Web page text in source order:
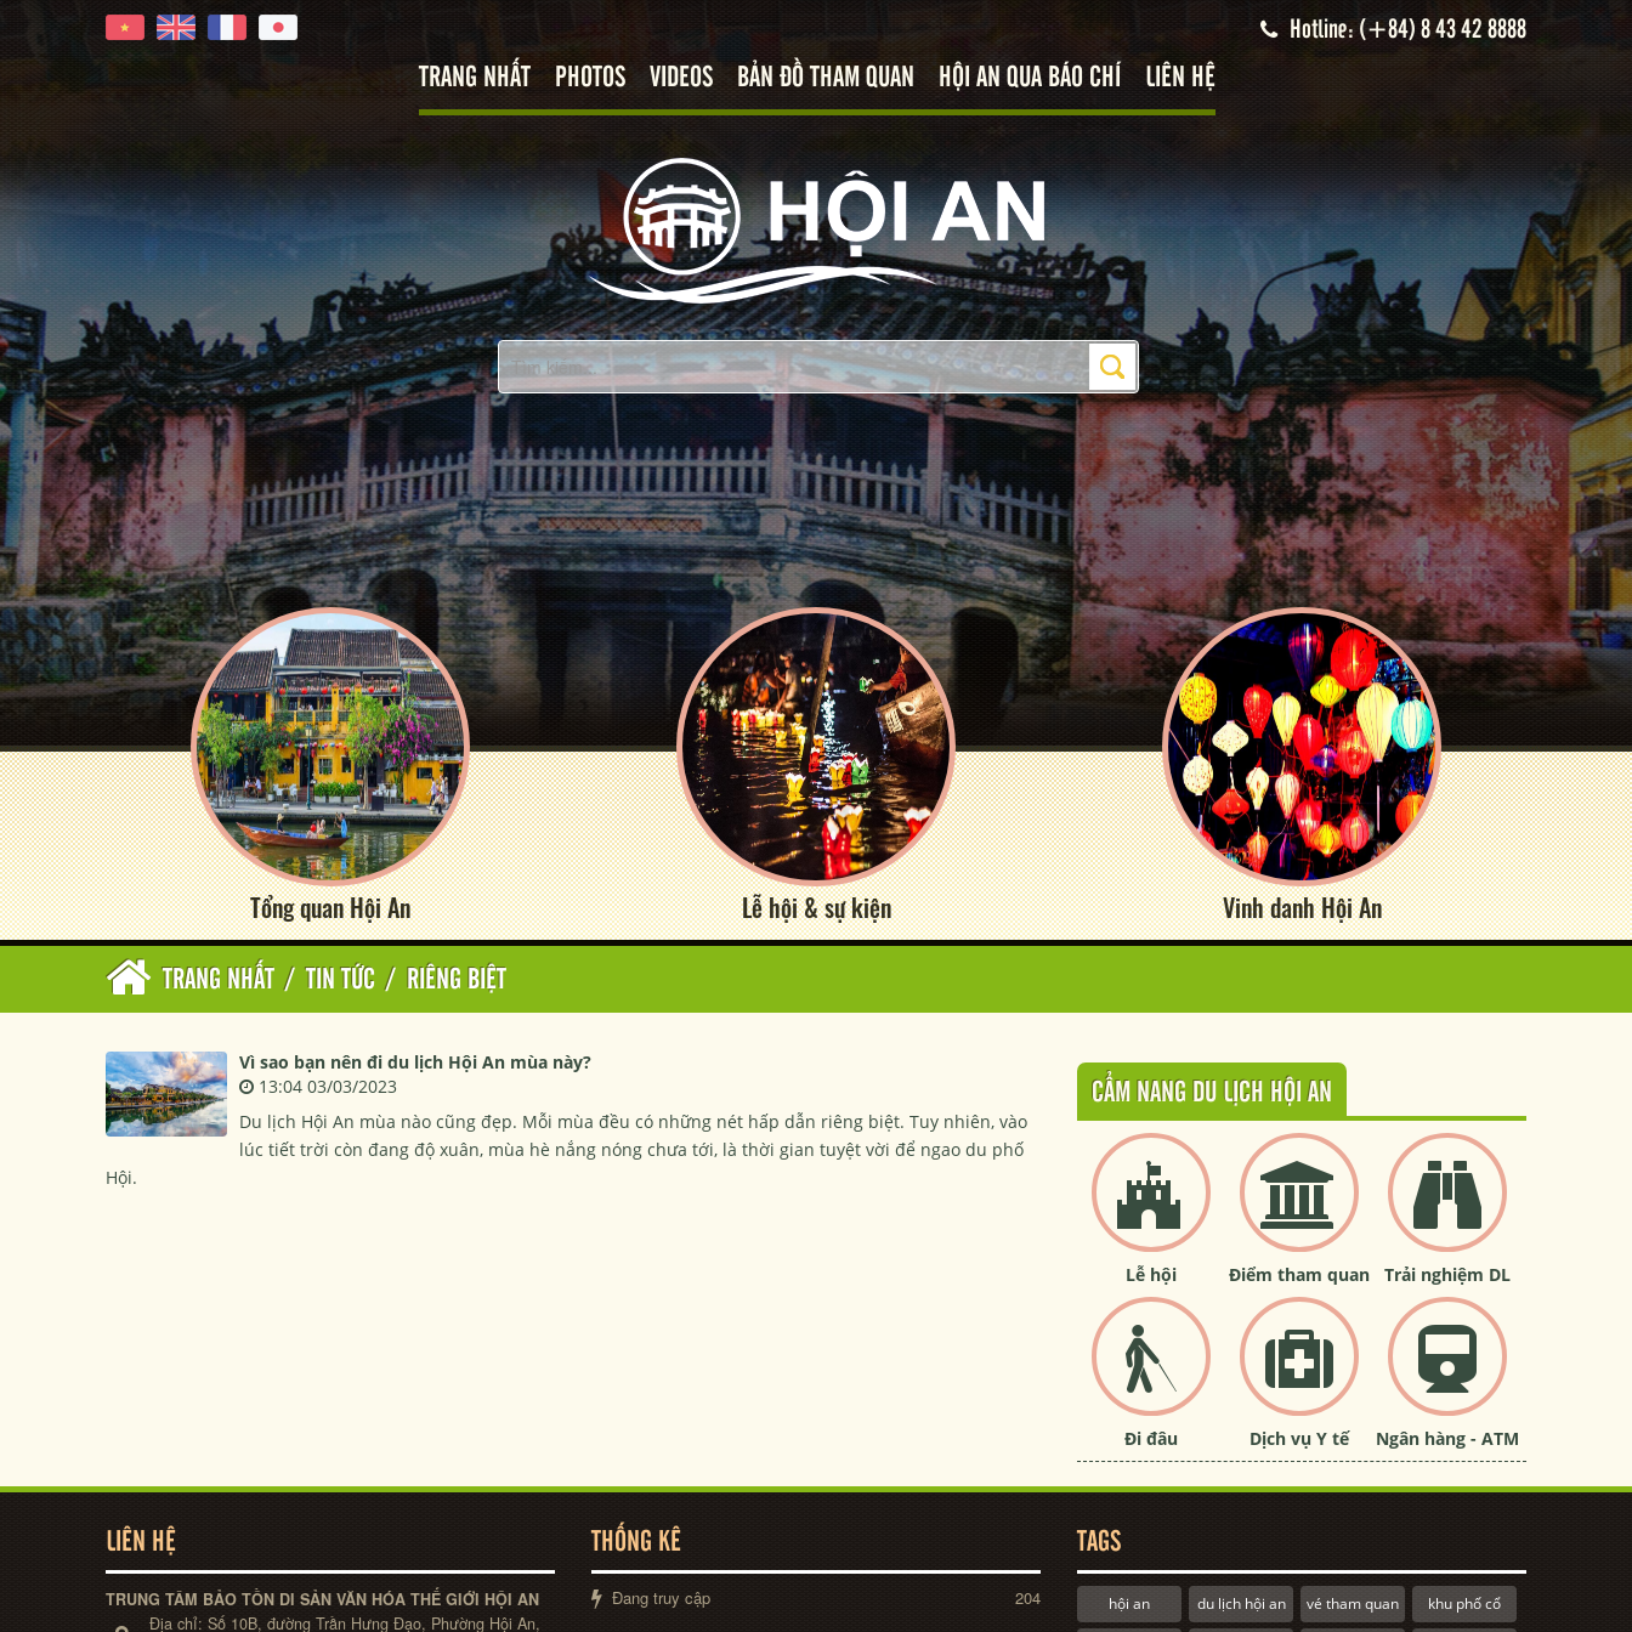
Hotline: (+84) 8 43 42 8888
TRANG NHẤT PHOTOS VIDEOS BẢN ĐỒ THAM QUAN HỘI AN QUA BÁO CHÍ LIÊN HỆ
Tổng quan Hội An Lễ hội & sự kiện Vinh danh Hội An
TRANG NHẤT / TIN TỨC / RIÊNG BIỆT
Vì sao bạn nên đi du lịch Hội An mùa này?
13:04 03/03/2023
Du lịch Hội An mùa nào cũng đẹp. Mỗi mùa đều có những nét hấp dẫn riêng biệt. Tuy nhiên, vào
lúc tiết trời còn đang độ xuân, mùa hè nắng nóng chưa tới, là thời gian tuyệt vời để ngao du phố
Hội.
CẨM NANG DU LỊCH HỘI AN
Lễ hội Điểm tham quan Trải nghiệm DL
Đi đâu Dịch vụ Y tế Ngân hàng - ATM
LIÊN HỆ
TRUNG TÂM BẢO TỒN DI SẢN VĂN HÓA THẾ GIỚI HỘI AN
Địa chỉ: Số 10B, đường Trần Hưng Đạo, Phường Hội An,
THỐNG KÊ
Đang truy cập 204
TAGS
hội an du lịch hội an vé tham quan khu phố cổ